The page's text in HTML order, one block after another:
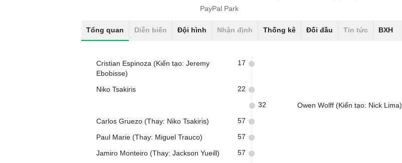
PayPal Park
Tổng quan Diễn biến Đội hình Nhận định Thống kê Đối đầu Tin tức BXH
Cristian Espinoza (Kiến tạo: Jeremy
Ebobisse)
17
Niko Tsakiris 22
Owen Wolff (Kiến tạo: Nick Lima)
32
Carlos Gruezo (Thay: Niko Tsakiris) 57
Paul Marie (Thay: Miguel Trauco) 57
Jamiro Monteiro (Thay: Jackson Yueill) 57